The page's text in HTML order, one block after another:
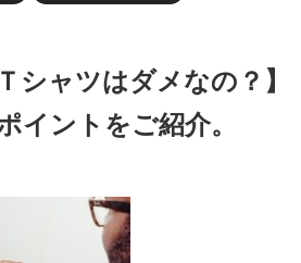
シャツはダメなの？】
イントをご紹介。